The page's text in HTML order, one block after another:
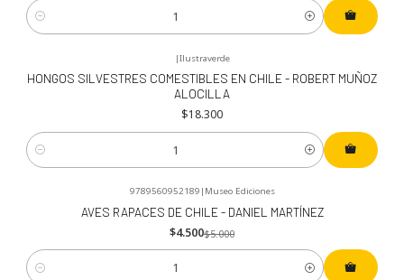
Cantidad
|Ilustraverde
HONGOS SILVESTRES COMESTIBLES EN CHILE - ROBERT MUÑOZ
ALOCILLA
$18.300
Cantidad
OFF
9789560952189 | Museo Ediciones
AVES RAPACES DE CHILE - DANIEL MARTÍNEZ
$4.500$5.000
Cantidad